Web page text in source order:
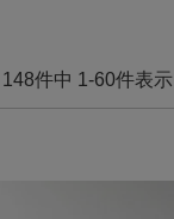
148件中 1 -60件表示